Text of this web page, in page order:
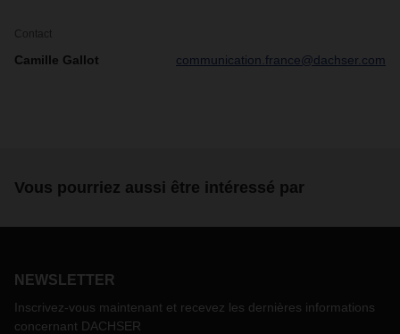
Contact
Camille Gallot communication.france@dachser.com
Vous pourriez aussi être intéressé par
NEWSLETTER
Inscrivez-vous maintenant et recevez les dernières informations
concernant DACHSER